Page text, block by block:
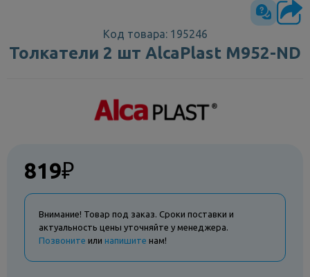
Код товара: 195246
Толкатели 2 шт AlcaPlast M952-ND
819₽
Внимание! Товар под заказ. Сроки поставки и
актуальность цены уточняйте у менеджера.
Позвоните или напишите нам!